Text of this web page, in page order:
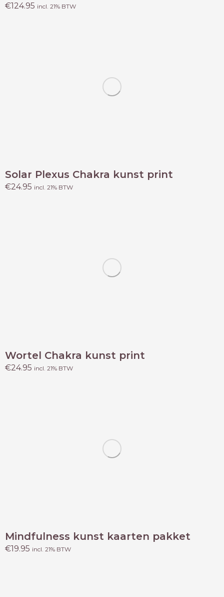
€124.95 incl. 21% BTW
Solar Plexus Chakra kunst print
€24.95 incl. 21% BTW
Wortel Chakra kunst print
€24.95 incl. 21% BTW
Mindfulness kunst kaarten pakket
€19.95 incl. 21% BTW